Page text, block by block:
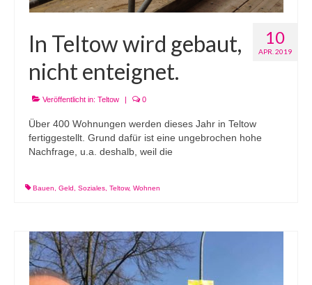
10
APR. 2019
In Teltow wird gebaut,
nicht enteignet.
Veröffentlicht in: Teltow | 0
Über 400 Wohnungen werden dieses Jahr in Teltow
fertiggestellt. Grund dafür ist eine ungebrochen hohe
Nachfrage, u.a. deshalb, weil die
Bauen Geld Soziales Teltow, Wohnen